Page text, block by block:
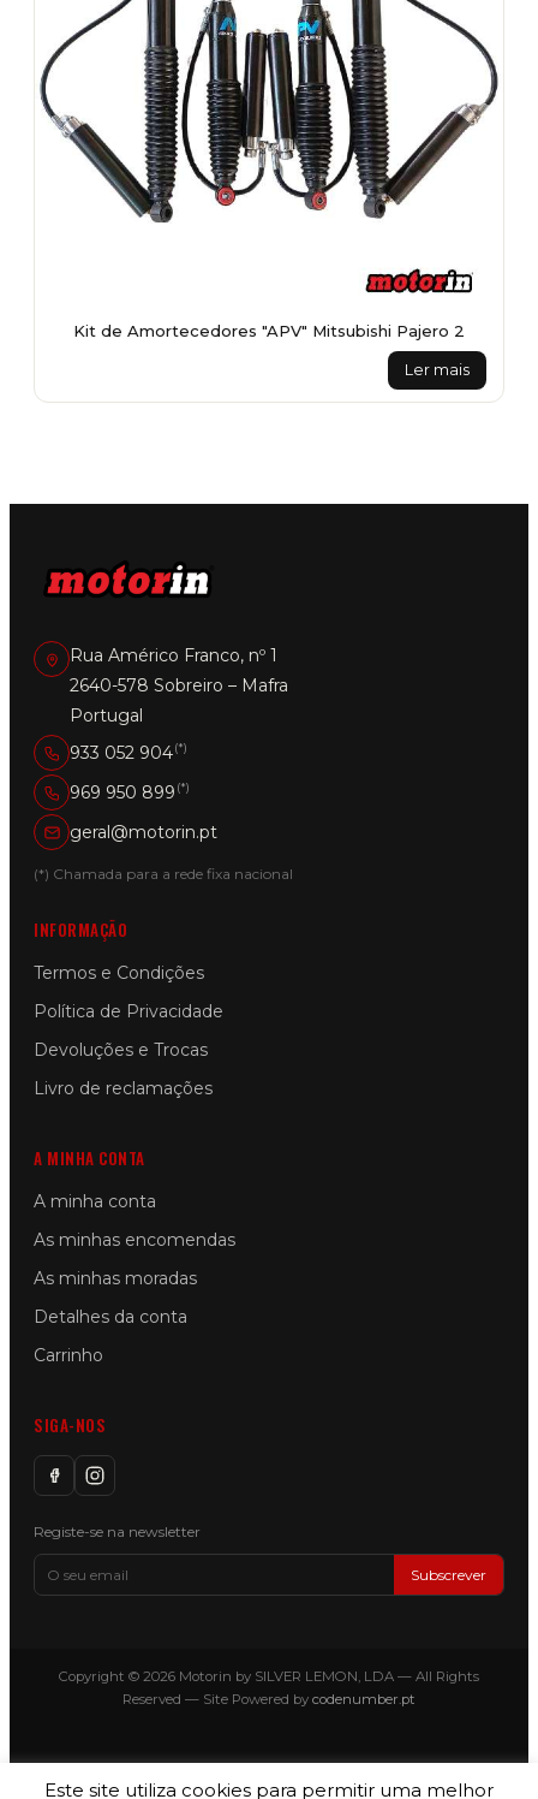
Kit de Amortecedores "APV" Mitsubishi Pajero 2
Ler mais
Rua Américo Franco, nº 1
2640-578 Sobreiro – Mafra
Portugal
933 052 904(*)
969 950 899 (*)
geral@motorin.pt
(*) Chamada para a rede fixa nacional
INFORMAÇÃO
Termos e Condições
Política de Privacidade
Devoluções e Trocas
Livro de reclamações
A MINHA CONTA
A minha conta
As minhas encomendas
As minhas moradas
Detalhes da conta
Carrinho
SIGA-NOS
Registe-se na newsletter
Subscrever
Copyright © 2026 Motorin by SILVER LEMON, LDA — All Rights
Reserved — Site Powered by codenumber.pt
Este site utiliza cookies para permitir uma melhor